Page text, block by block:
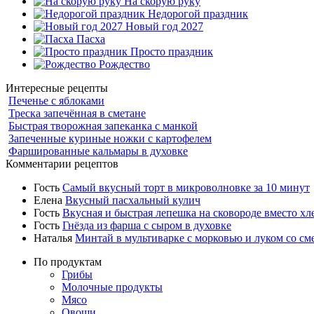
Недорогой праздник
Новый год 2027
Пасха
Просто праздник
Рождество
Интересные рецепты
Печенье с яблоками
Треска запечённая в сметане
Быстрая творожная запеканка с манкой
Запеченные куриные ножки с картофелем
Фаршированные кальмары в духовке
Комментарии рецептов
Гость Самый вкусный торт в микроволновке за 10 минут
Елена Вкусный пасхальный кулич
Гость Вкусная и быстрая лепешка на сковороде вместо
Гость Гнёзда из фарша с сыром в духовке
Наталья Минтай в мультиварке с морковью и луком со
По продуктам
Грибы
Молочные продукты
Мясо